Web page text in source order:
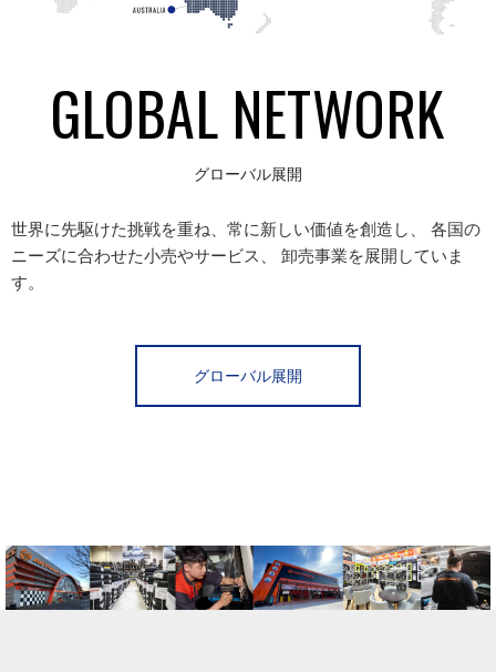
GLOBAL NETWORK
グローバル展開
世界に先駆けた挑戦を重ね、常に新しい価値を創造し、 各国の
ニーズに合わせた小売やサービス、 卸売事業を展開していま
す。
グローバル展開